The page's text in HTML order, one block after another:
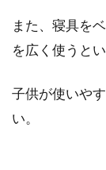
また、寝具を
を広く使うと
子供が使いや
い。